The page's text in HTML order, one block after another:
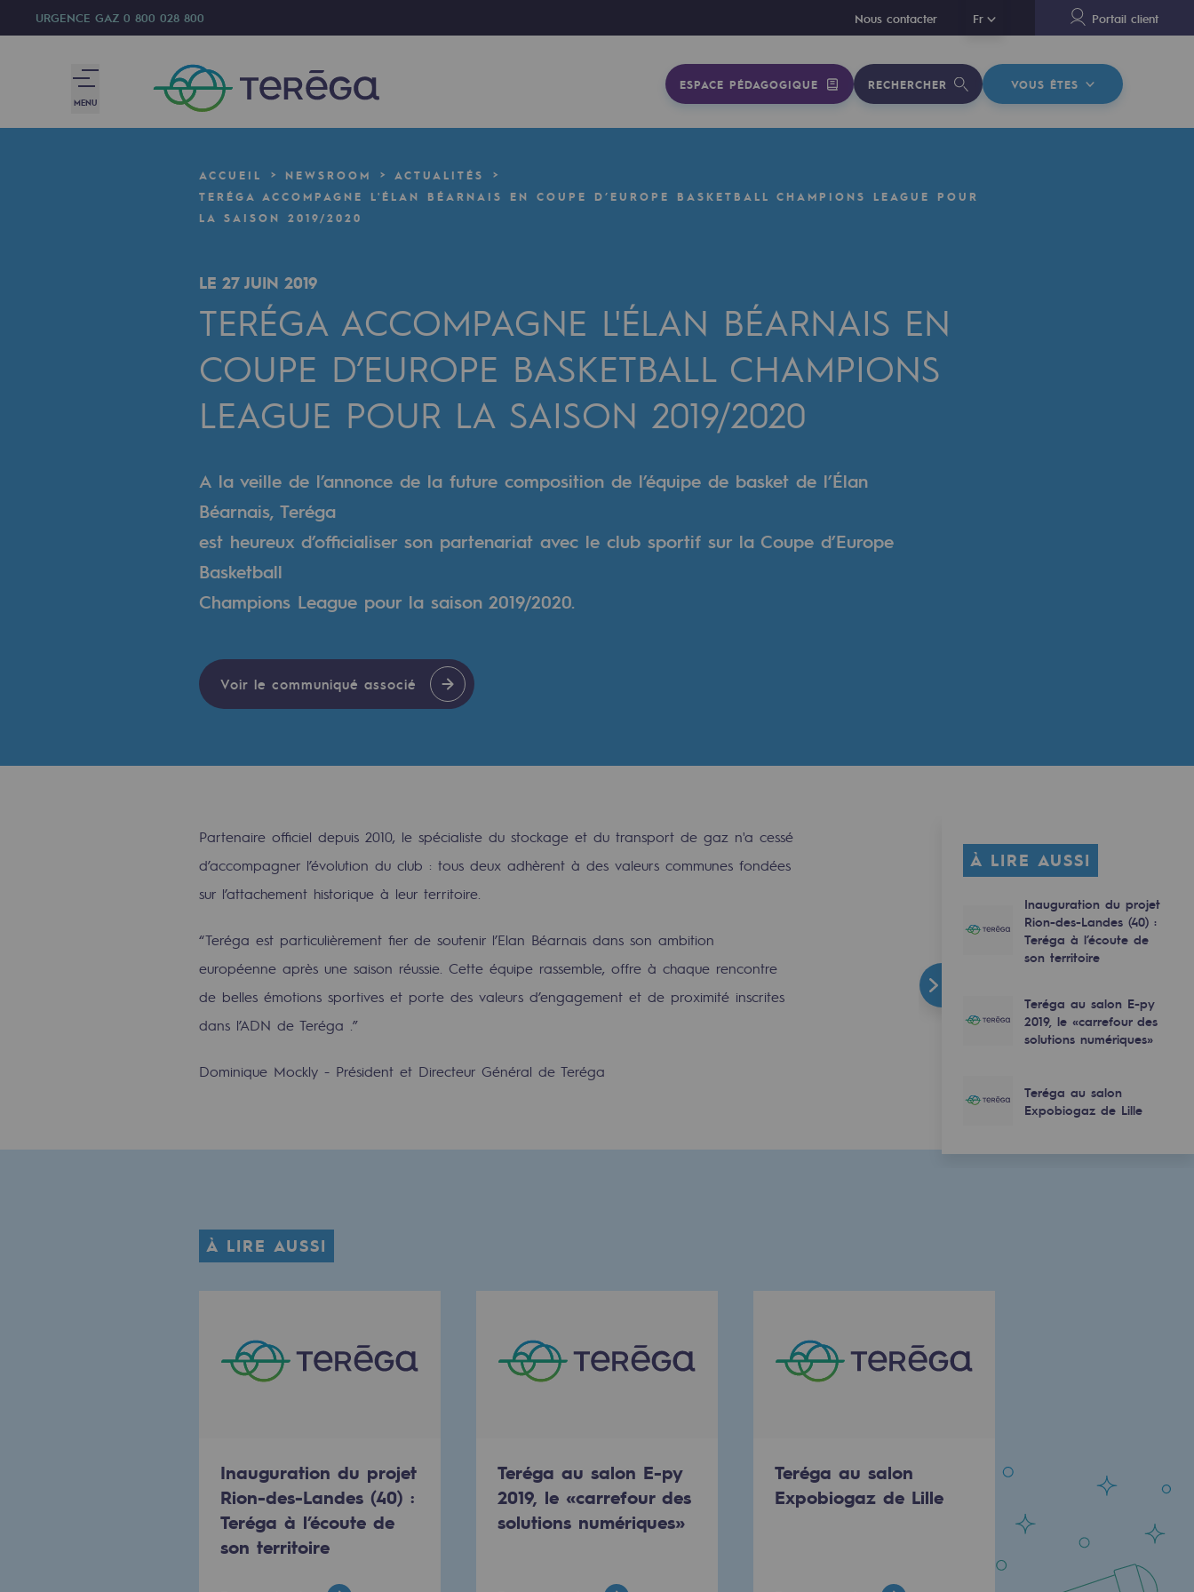
URGENCE GAZ 0 800 028 800 Nous contacter Fr
En Portail client
MENU
ESPACE PÉDAGOGIQUE RECHERCHER VOUS ÊTES
Nous sommes
Accélérateur de la transition énergétique
Un réseau local et européen
Une organisation adaptative et ouverte
Transversalité et Collaboratif
Notre culture et nos valeurs
Une organisation certifiée
Notre organisation
Publications institutionnelles
Les énergies d'avenir
Les énergies d'avenir
Gaz renouvelables et procédés durables
Captage de CO2
Nouveaux usages
Concertations CH4, H2 et CO2
Espace pédagogique
2050 : un monde d’énergies renouvelables et bas carbone
Objectif Hydrogène
CCUS Objectif Zéro CO2
Objectif Biométhane
ACCUEIL NEWSROOM
ACTUALITÉS
TERÉGA ACCOMPAGNE L'ÉLAN BÉARNAIS EN COUPE D’EUROPE BASKETBALL CHAMPIONS LEAGUE POUR
LA SAISON 2019/2020
LE 27 JUIN 2019
TERÉGA ACCOMPAGNE L'ÉLAN BÉARNAIS EN
COUPE D’EUROPE BASKETBALL CHAMPIONS
LEAGUE POUR LA SAISON 2019/2020
A la veille de l’annonce de la future composition de l’équipe de basket de l’Élan
Béarnais, Teréga
est heureux d’officialiser son partenariat avec le club sportif sur la Coupe d’Europe
Basketball
Champions League pour la saison 2019/2020.
Voir le communiqué associé
Partenaire officiel depuis 2010, le spécialiste du stockage et du transport de gaz n'a cessé
d’accompagner l’évolution du club : tous deux adhèrent à des valeurs communes fondées
sur l’attachement historique à leur territoire.
“Teréga est particulièrement fier de soutenir l’Elan Béarnais dans son ambition
européenne après une saison réussie. Cette équipe rassemble, offre à chaque rencontre
de belles émotions sportives et porte des valeurs d’engagement et de proximité inscrites
dans l’ADN de Teréga .”
Dominique Mockly - Président et Directeur Général de Teréga
À LIRE AUSSI
Inauguration du projet
Rion-des-Landes (40) :
Teréga à l’écoute de
son territoire
Teréga au salon E-py
2019, le «carrefour des
solutions numériques»
Teréga au salon
Expobiogaz de Lille
À LIRE AUSSI
Inauguration du projet
Rion-des-Landes (40) :
Teréga à l’écoute de
son territoire
Teréga au salon E-py
2019, le «carrefour des
solutions numériques»
Teréga au salon
Expobiogaz de Lille